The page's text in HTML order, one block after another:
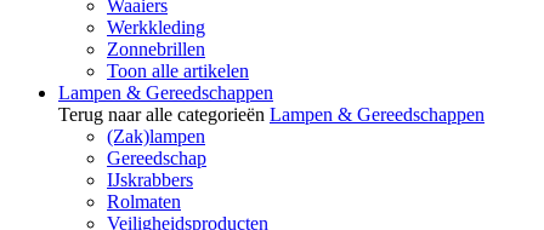
Waaiers
Werkkleding
Zonnebrillen
Toon alle artikelen
Lampen & Gereedschappen
Terug naar alle categorieën Lampen & Gereedschappen
(Zak)lampen
Gereedschap
IJskrabbers
Rolmaten
Veiligheidsproducten